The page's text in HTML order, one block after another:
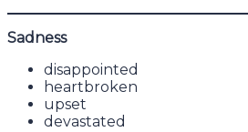
Sadness
disappointed
heartbroken
upset
devastated